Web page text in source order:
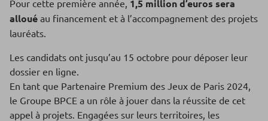
Pour cette première année, 1,5 million d’euros sera
alloué au financement et à l’accompagnement des projets
lauréats.
Les candidats ont jusqu’au 15 octobre pour déposer leur
dossier en ligne.
En tant que Partenaire Premium des Jeux de Paris 2024,
le Groupe BPCE a un rôle à jouer dans la réussite de cet
appel à projets. Engagées sur leurs territoires, les